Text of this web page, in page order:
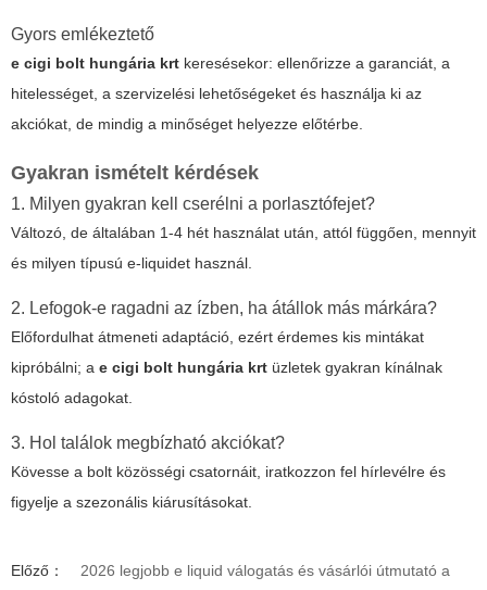
Gyors emlékeztető
e cigi bolt hungária krt keresésekor: ellenőrizze a garanciát, a
hitelességet, a szervizelési lehetőségeket és használja ki az
akciókat, de mindig a minőséget helyezze előtérbe.
Gyakran ismételt kérdések
1. Milyen gyakran kell cserélni a porlasztófejet?
Változó, de általában 1-4 hét használat után, attól függően, mennyit
és milyen típusú e-liquidet használ.
2. Lefogok-e ragadni az ízben, ha átállok más márkára?
Előfordulhat átmeneti adaptáció, ezért érdemes kis mintákat
kipróbálni; a e cigi bolt hungária krt üzletek gyakran kínálnak
kóstoló adagokat.
3. Hol találok megbízható akciókat?
Kövesse a bolt közösségi csatornáit, iratkozzon fel hírlevélre és
figyelje a szezonális kiárusításokat.
Előző：
2026 legjobb e liquid válogatás és vásárlói útmutató a